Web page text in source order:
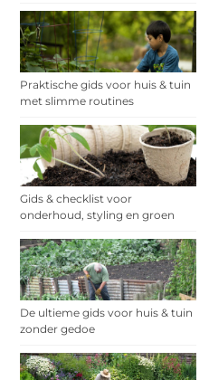
Praktische gids voor huis & tuin
met slimme routines
Gids & checklist voor
onderhoud, styling en groen
De ultieme gids voor huis & tuin
zonder gedoe